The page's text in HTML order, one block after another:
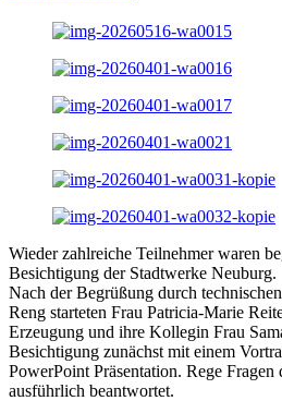
Wieder zahlreiche Teilnehmer waren
Besichtigung der Stadtwerke Neuburg.
Nach der Begrüßung durch
Reng starteten Frau Patricia-Marie
Erzeugung und ihre Kollegin Frau
Besichtigung zunächst mit einem
PowerPoint Präsentation. Rege
ausführlich beantwortet.